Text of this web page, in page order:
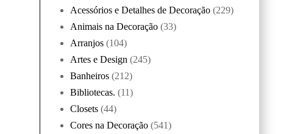
Acessórios e Detalhes de Decoração (229)
Animais na Decoração (33)
Arranjos (104)
Artes e Design (245)
Banheiros (212)
Bibliotecas. (11)
Closets (44)
Cores na Decoração (541)